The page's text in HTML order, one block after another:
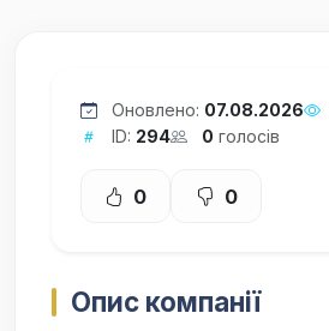
Оновлено: 07.08.2026
ID: 294 0 голосів
0 0
Опис компанії